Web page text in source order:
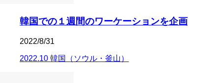
韓国での１週間のワーケーションを企画
2022/8/31
2022.10 韓国（ソウル・釜山）